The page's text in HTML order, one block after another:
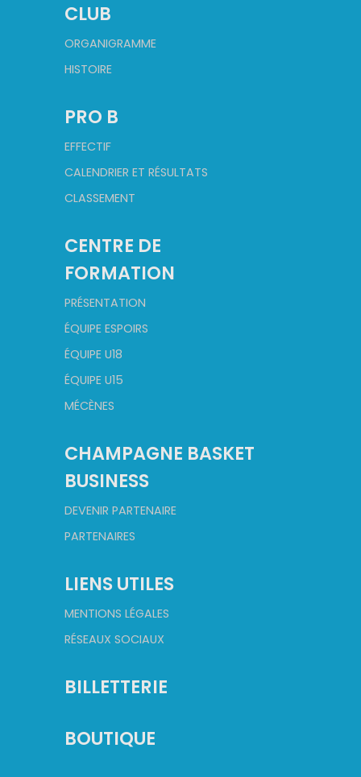
CLUB
ORGANIGRAMME
HISTOIRE
PRO B
EFFECTIF
CALENDRIER ET RÉSULTATS
CLASSEMENT
CENTRE DE
FORMATION
PRÉSENTATION
ÉQUIPE ESPOIRS
ÉQUIPE U18
ÉQUIPE U15
MÉCÈNES
CHAMPAGNE BASKET
BUSINESS
DEVENIR PARTENAIRE
PARTENAIRES
LIENS UTILES
MENTIONS LÉGALES
RÉSEAUX SOCIAUX
BILLETTERIE
BOUTIQUE